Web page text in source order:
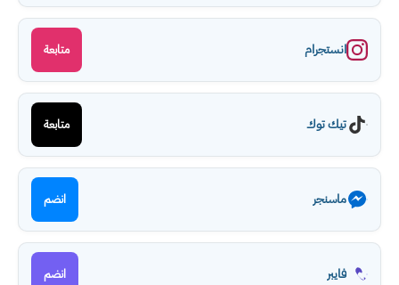
انستجرام متابعة
تيك توك متابعة
ماسنجر انضم
فايبر انضم